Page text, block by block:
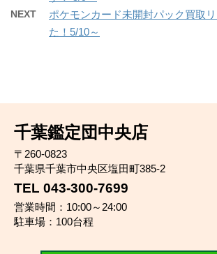
NEXT
ポケモンカード未開封パック買取
た！5/10～
千葉鑑定団中央店
〒260-0823
千葉県千葉市中央区塩田町385-2
TEL 043-300-7699
営業時間：10:00～24:00
駐車場：100台程